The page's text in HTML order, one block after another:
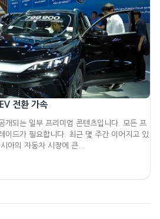
전환 가속
개되는 일부 프리미엄 콘텐츠입니다. 모든 프
이드가 필요합니다. 최근 몇 주간 이어지고 있
아의 자동차 시장에 큰...